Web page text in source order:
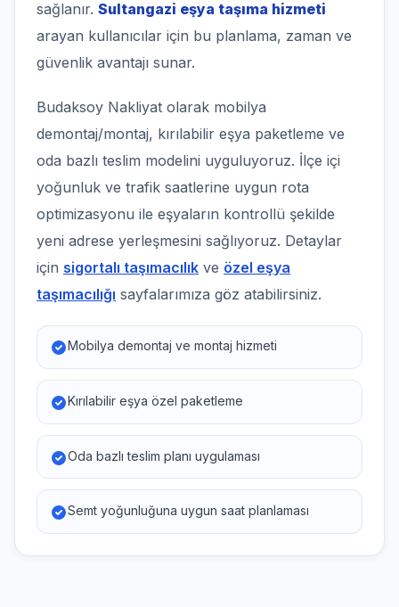
sağlanır. Sultangazi eşya taşıma hizmeti
arayan kullanıcılar için bu planlama, zaman ve
güvenlik avantajı sunar.
Budaksoy Nakliyat olarak mobilya
demontaj/montaj, kırılabilir eşya paketleme ve
oda bazlı teslim modelini uyguluyoruz. İlçe içi
yoğunluk ve trafik saatlerine uygun rota
optimizasyonu ile eşyaların kontrollü şekilde
yeni adrese yerleşmesini sağlıyoruz. Detaylar
için sigortalı taşımacılık ve özel eşya
taşımacılığı sayfalarımıza göz atabilirsiniz.
Mobilya demontaj ve montaj hizmeti
Kırılabilir eşya özel paketleme
Oda bazlı teslim planı uygulaması
Semt yoğunluğuna uygun saat planlaması